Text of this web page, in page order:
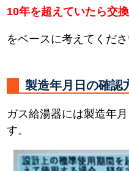
10年を超えていたら交換
をベースに考えてくださ
製造年月日の確認
ガス給湯器には製造年
す。